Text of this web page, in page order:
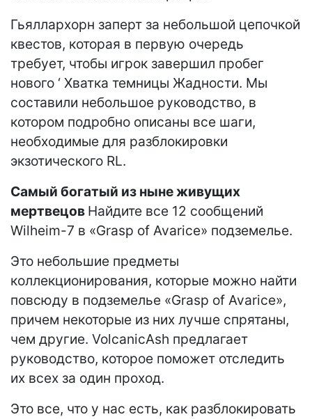
Гьяллархорн заперт за небольшой цепочкой
квестов, которая в первую очередь
требует, чтобы игрок завершил пробег
нового ‘ Хватка темницы Жадности. Мы
составили небольшое руководство, в
котором подробно описаны все шаги,
необходимые для разблокировки
экзотического RL.
Самый богатый из ныне живущих
мертвецов Найдите все 12 сообщений
Wilheim-7 в «Grasp of Avarice» подземелье.
Это небольшие предметы
коллекционирования, которые можно найти
повсюду в подземелье «Grasp of Avarice»,
причем некоторые из них лучше спрятаны,
чем другие. VolcanicAsh предлагает
руководство, которое поможет отследить
их всех за один проход.
Это все, что у нас есть, как разблокировать